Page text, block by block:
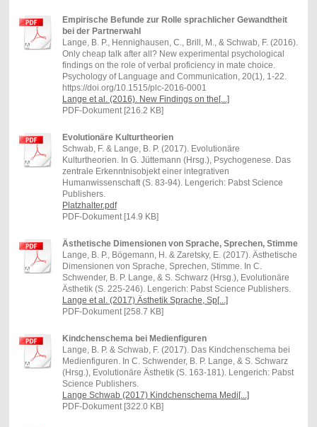
Empirische Befunde zur Rolle sprachlicher Gewandtheit
bei der Partnerwahl
Lange, B. P., Hennighausen, C., Brill, M., & Schwab, F. (2016).
Only cheap talk after all? New experimental psychological
findings on the role of verbal proficiency in mate choice.
Psychology of Language and Communication, 20(1), 1-22.
https://doi.org/10.1515/plc-2016-0001
Lange et al. (2016). New Findings on the[...]
PDF-Dokument [216.2 KB]
Evolutionäre Kulturtheorien
Schwab, F. & Lange, B. P. (2017). Evolutionäre
Kulturtheorien. In G. Jüttemann (Hrsg.), Psychogenese. Das
zentrale Erkenntnisobjekt einer integrativen
Humanwissenschaft (S. 83-94). Lengerich: Pabst Science
Publishers.
Platzhalter.pdf
PDF-Dokument [14.9 KB]
Ästhetische Dimensionen von Sprache, Sprechen, Stimme
Lange, B. P., Bögemann, H. & Zaretsky, E. (2017). Ästhetische
Dimensionen von Sprache, Sprechen, Stimme. In C.
Schwender, B. P. Lange, & S. Schwarz (Hrsg.), Evolutionäre
Ästhetik (S. 225-246). Lengerich: Pabst Science Publishers.
Lange et al. (2017) Ästhetik Sprache, Sp[...]
PDF-Dokument [258.7 KB]
Kindchenschema bei Medienfiguren
Lange, B. P. & Schwab, F. (2017). Das Kindchenschema bei
Medienfiguren. In C. Schwender, B. P. Lange, & S. Schwarz
(Hrsg.), Evolutionäre Ästhetik (S. 163-181). Lengerich: Pabst
Science Publishers.
Lange Schwab (2017) Kindchenschema Medi[...]
PDF-Dokument [322.0 KB]